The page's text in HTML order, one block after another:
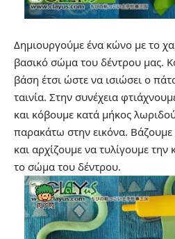
Δημιουργούμε ένα κώνο με το
βασικό σώμα του δέντρου μας.
βάση έτσι ώστε να ισιώσει ο
ταινία. Στην συνέχεια
και κόβουμε κατά μήκος
παρακάτω στην εικόνα.
και αρχίζουμε να τυλίγουμε
το σώμα του δέντρου.